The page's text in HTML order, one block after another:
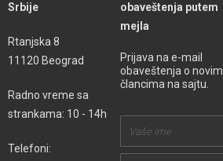
Srbije
Rtanjska 8
11120 Beograd
Radno vreme sa
strankama: 10 - 14h
Telefoni:
obaveštenja putem
mejla
Prijava na e-mail
obaveštenja o novim
člancima na sajtu.